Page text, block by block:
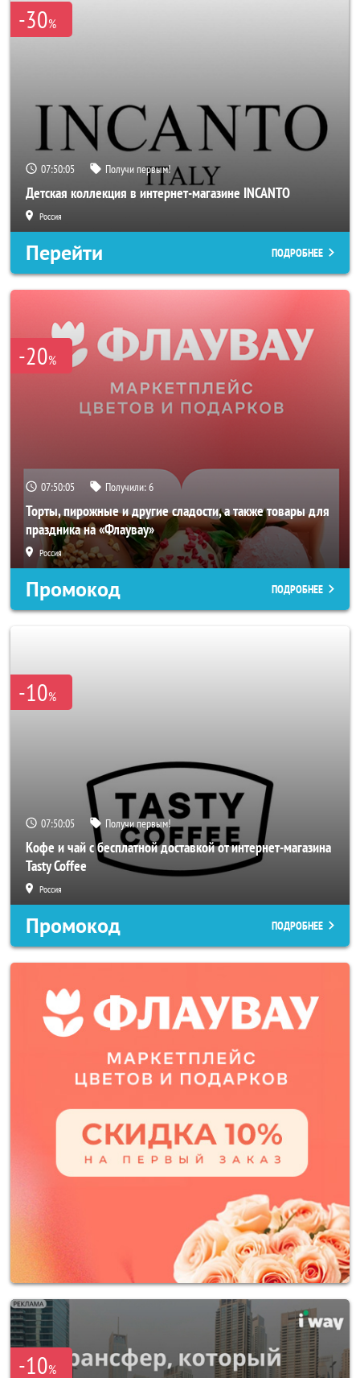
-30%
07:50:02 Получи первым!
Детская коллекция в интернет-магазине INCANTO
Россия
Перейти ПОДРОБНЕЕ
-20%
07:50:02 Получили:6
Торты, пирожные и другие сладости, а также товары для
праздника на «Флаувау»
Россия
Промокод ПОДРОБНЕЕ
-10%
07:50:02 Получи первым!
Кофе и чай с бесплатной доставкой от интернет-магазина
Tasty Coffee
Россия
Промокод ПОДРОБНЕЕ
-10%